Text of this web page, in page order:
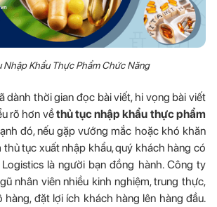
Nhập Khẩu Thực Phẩm Chức Năng
dành thời gian đọc bài viết, hi vọng bài viết
rõ hơn vềthủ tục nhập khẩu thực phẩm
đó, nếu gặp vướng mắc hoặc khó khăn
thủ tục xuất nhập khẩu, quý khách hàng có
là người bạn đồng hành. Công ty
nhân viên nhiều kinh nghiệm, trung thực,
đặt lợi ích khách hàng lên hàng đầu.